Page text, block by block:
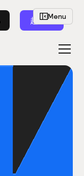
起動Menu